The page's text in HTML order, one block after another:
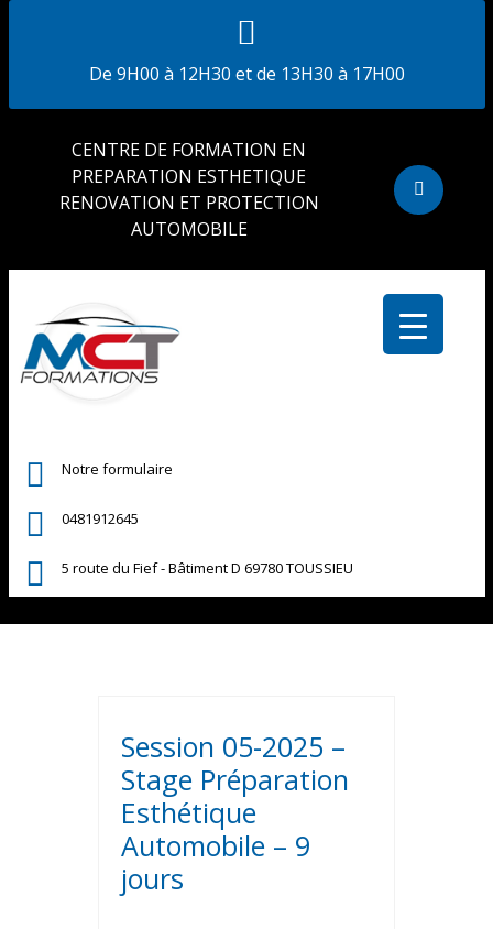
De 9H00 à 12H30 et de 13H30 à 17H00
CENTRE DE FORMATION EN
PREPARATION ESTHETIQUE
RENOVATION ET PROTECTION
AUTOMOBILE
Notre formulaire
0481912645
5 route du Fief - Bâtiment D 69780 TOUSSIEU
Session 05-2025 –
Stage Préparation
Esthétique
Automobile – 9
jours